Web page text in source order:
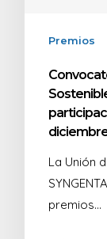
Premios
La Unión
premios…